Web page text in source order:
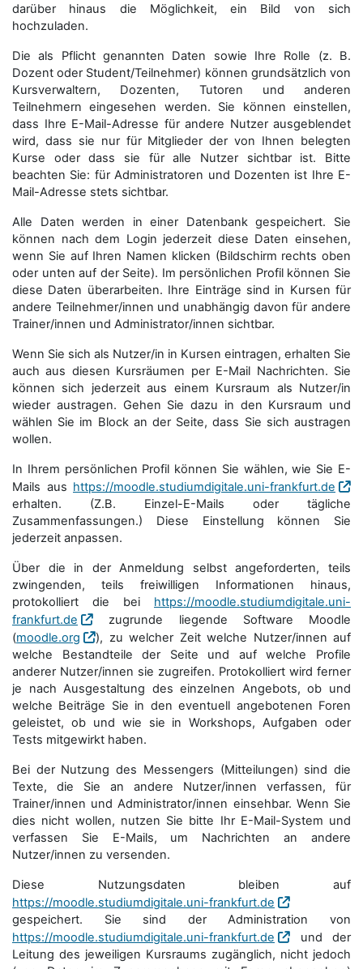
darüber hinaus die Möglichkeit, ein Bild von sich
hochzuladen.
Die als Pflicht genannten Daten sowie Ihre Rolle (z. B.
Dozent oder Student/Teilnehmer) können grundsätzlich von
Kursverwaltern, Dozenten, Tutoren und anderen
Teilnehmern eingesehen werden. Sie können einstellen,
dass Ihre E-Mail-Adresse für andere Nutzer ausgeblendet
wird, dass sie nur für Mitglieder der von Ihnen belegten
Kurse oder dass sie für alle Nutzer sichtbar ist. Bitte
beachten Sie: für Administratoren und Dozenten ist Ihre E-
Mail-Adresse stets sichtbar.
Alle Daten werden in einer Datenbank gespeichert. Sie
können nach dem Login jederzeit diese Daten einsehen,
wenn Sie auf Ihren Namen klicken (Bildschirm rechts oben
oder unten auf der Seite). Im persönlichen Profil können Sie
diese Daten überarbeiten. Ihre Einträge sind in Kursen für
andere Teilnehmer/innen und unabhängig davon für andere
Trainer/innen und Administrator/innen sichtbar.
Wenn Sie sich als Nutzer/in in Kursen eintragen, erhalten Sie
auch aus diesen Kursräumen per E-Mail Nachrichten. Sie
können sich jederzeit aus einem Kursraum als Nutzer/in
wieder austragen. Gehen Sie dazu in den Kursraum und
wählen Sie im Block an der Seite, dass Sie sich austragen
wollen.
In Ihrem persönlichen Profil können Sie wählen, wie Sie E-
Mails aus https://moodle.studiumdigitale.uni-frankfurt.de
erhalten. (Z.B. Einzel-E-Mails oder tägliche
Zusammenfassungen.) Diese Einstellung können Sie
jederzeit anpassen.
Über die in der Anmeldung selbst angeforderten, teils
zwingenden, teils freiwilligen Informationen hinaus,
protokolliert die bei https://moodle.studiumdigitale.uni-
frankfurt.de
zugrunde liegende Software Moodle
(moodle.org
), zu welcher Zeit welche Nutzer/innen auf
welche Bestandteile der Seite und auf welche Profile
anderer Nutzer/innen sie zugreifen. Protokolliert wird ferner
je nach Ausgestaltung des einzelnen Angebots, ob und
welche Beiträge Sie in den eventuell angebotenen Foren
geleistet, ob und wie sie in Workshops, Aufgaben oder
Tests mitgewirkt haben.
Bei der Nutzung des Messengers (Mitteilungen) sind die
Texte, die Sie an andere Nutzer/innen verfassen, für
Trainer/innen und Administrator/innen einsehbar. Wenn Sie
dies nicht wollen, nutzen Sie bitte Ihr E-Mail-System und
verfassen Sie E-Mails, um Nachrichten an andere
Nutzer/innen zu versenden.
Diese Nutzungsdaten bleiben auf
https://moodle.studiumdigitale.uni-frankfurt.de
gespeichert. Sie sind der Administration von
https://moodle.studiumdigitale.uni-frankfurt.de
und der
Leitung des jeweiligen Kursraums zugänglich, nicht jedoch